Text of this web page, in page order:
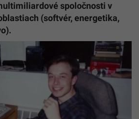
spoločnosti v
(softvér, energetika,